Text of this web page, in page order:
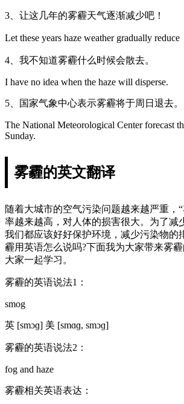
3、让这几年的雾霾天气逐渐减少吧！
Let these years haze weather gradually reduce
4、我不知道雾霾什么时候会散去。
I have no idea when the haze will disperse.
5、国家气象中心表示雾霾将于周日退去。
The National Meteorological Center forecast
Sunday.
雾霾的英文翻译
随着大城市的空气污染问题越来越严重，
率越来越高，对人体的损害很大。为了减
我们都应该好好保护环境，减少污染物的
霾用英语怎么说吗?下面我为大家带来雾
大家一起学习。
雾霾的英语说法1：
smog
英 [smɔɡ] 美 [smɑɡ, smɔɡ]
雾霾的英语说法2：
fog and haze
雾霾相关英语表达：